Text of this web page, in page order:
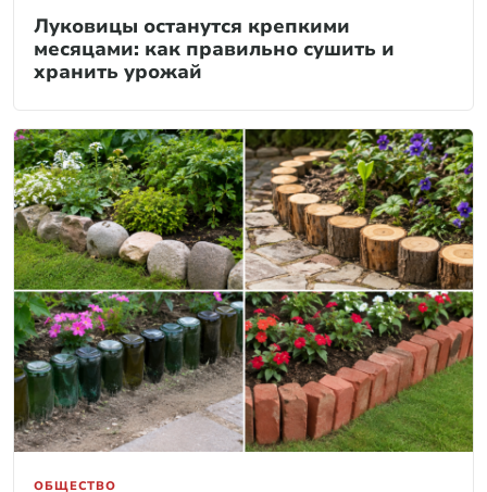
Луковицы останутся крепкими
месяцами: как правильно сушить и
хранить урожай
ОБЩЕСТВО